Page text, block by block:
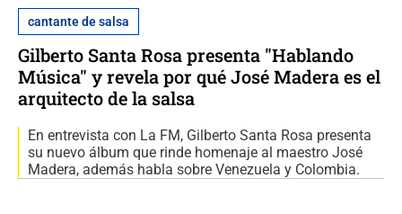
cantante de salsa
Gilberto Santa Rosa presenta "Hablando
Música" y revela por qué José Madera es el
arquitecto de la salsa
En entrevista con La FM, Gilberto Santa Rosa presenta
su nuevo álbum que rinde homenaje al maestro José
Madera, además habla sobre Venezuela y Colombia.